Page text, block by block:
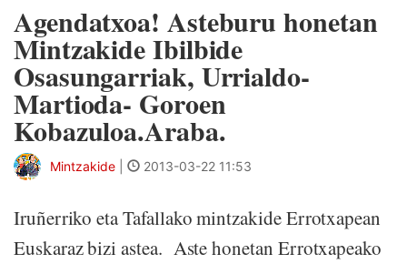
Agendatxoa! Asteburu honetan
Mintzakide Ibilbide
Osasungarriak, Urrialdo-
Martioda- Goroen
Kobazuloa.Araba.
Mintzakide 2013-03-22 11:53
Iruñerriko eta Tafallako mintzakide Errotxapean
Euskaraz bizi astea. Aste honetan Errotxapeako